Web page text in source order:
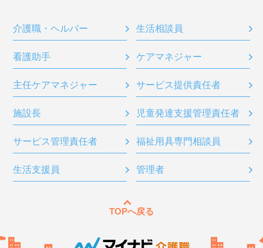
介護職・ヘルパー 生活相談員
看護助手 ケアマネジャー
主任ケアマネジャー サービス提供責任者
施設長 児童発達支援管理責任者
サービス管理責任者 福祉用具専門相談員
生活支援員 管理者
TOPへ戻る